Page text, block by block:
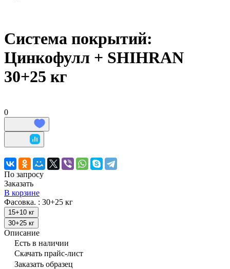
Система покрытий:
Цинкофулл + SHIHRAN
30+25 кг
0
По запросу
Заказать
В корзине
Фасовка. : 30+25 кг
15+10 кг
30+25 кг
Описание
Есть в наличии
Скачать прайс-лист
Заказать образец